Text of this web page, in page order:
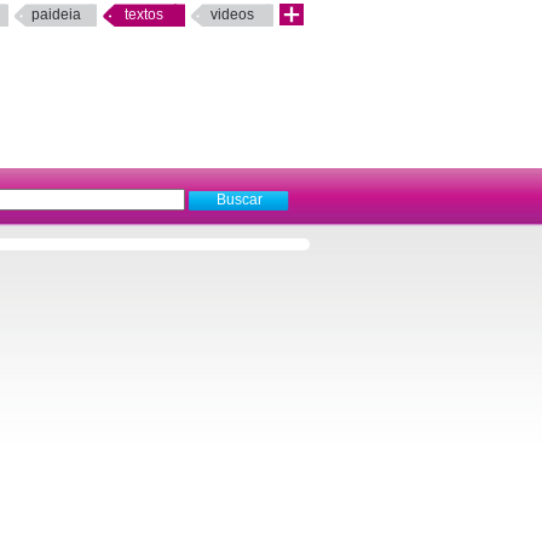
paideia textos videos